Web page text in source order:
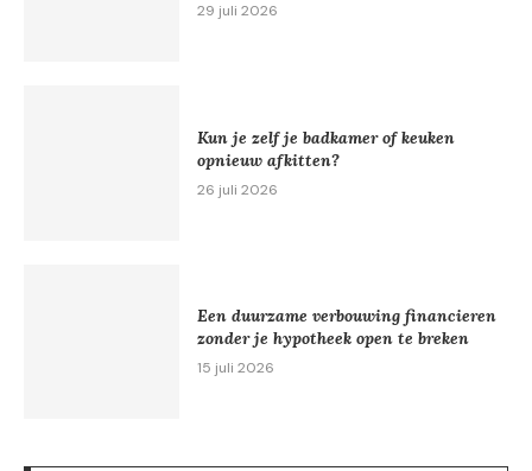
29 juli 2026
Kun je zelf je badkamer of keuken
opnieuw afkitten?
26 juli 2026
Een duurzame verbouwing financieren
zonder je hypotheek open te breken
15 juli 2026